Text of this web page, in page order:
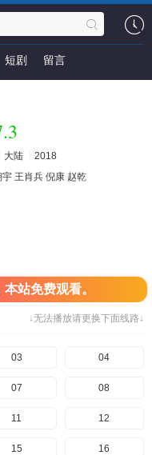
短剧 留言
大陆
2018
宇 王肖兵 倪康 赵乾
站免费观看。
↓无法播放请更换下面线路↓
03 04
07 08
11 12
15 16